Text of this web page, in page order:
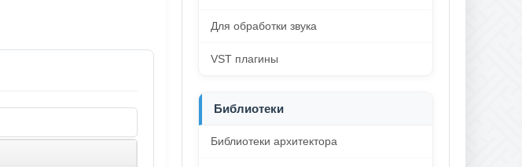
Для обработки звука
VST плагины
Библиотеки
Библиотеки архитектора